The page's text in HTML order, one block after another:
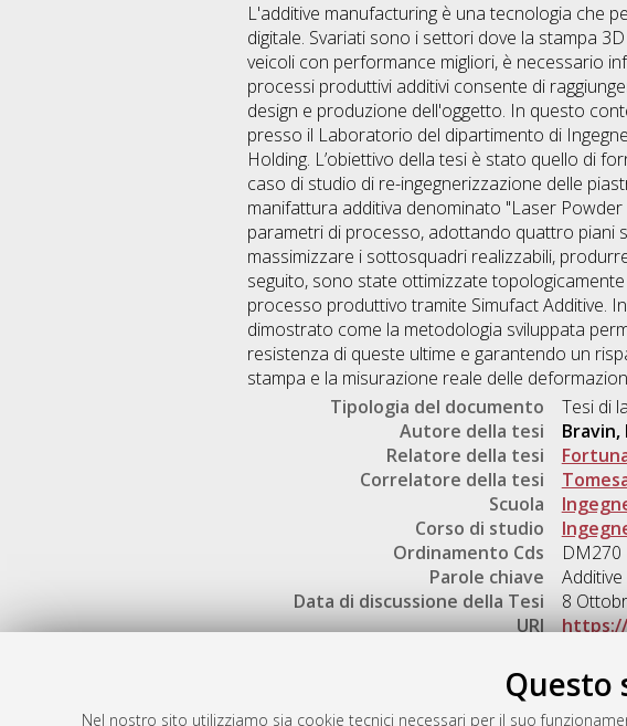
Questo
Nel nostro sito utilizziamo sia cookie tecnici necessari per il suo
L'additive manufacturing è una tecnologia che
digitale. Svariati sono i settori dove la stampa
veicoli con performance migliori, è necessario
processi produttivi additivi consente di
design e produzione dell'oggetto. In questo
presso il Laboratorio del dipartimento di
Holding. L’obiettivo della tesi è stato quello di
caso di studio di re-ingegnerizzazione delle
manifattura additiva denominato "Laser
parametri di processo, adottando quattro piani
massimizzare i sottosquadri realizzabili,
seguito, sono state ottimizzate
processo produttivo tramite Simufact Additive.
dimostrato come la metodologia sviluppata
resistenza di queste ultime e garantendo un
stampa e la misurazione reale delle
Tipologia del documento
Tesi di
Autore della tesi
Bravin,
Relatore della tesi
Correlatore della tesi
Scuola
Corso di studio
Ordinamento Cds
DM270
Parole chiave
Data di discussione della Tesi
8
URI